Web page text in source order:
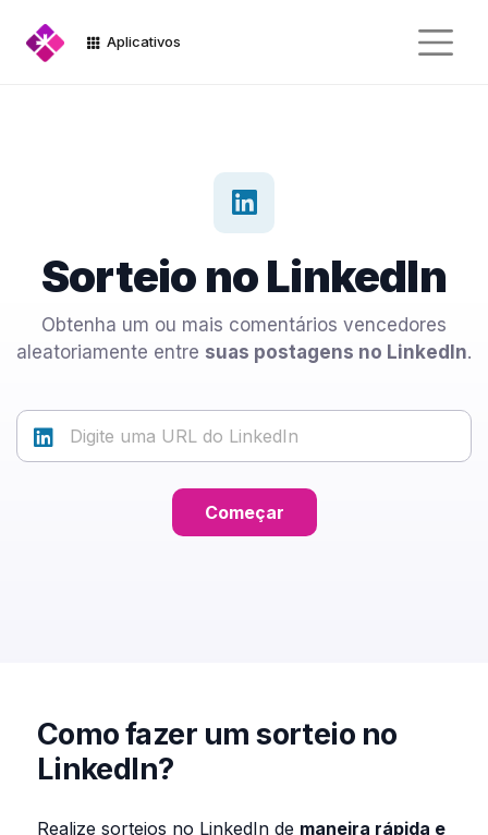
Aplicativos
Sorteio no LinkedIn
Obtenha um ou mais comentários vencedores
aleatoriamente entre suas postagens no LinkedIn.
Começar
Como fazer um sorteio no
LinkedIn?
Realize sorteios no LinkedIn de maneira rápida e